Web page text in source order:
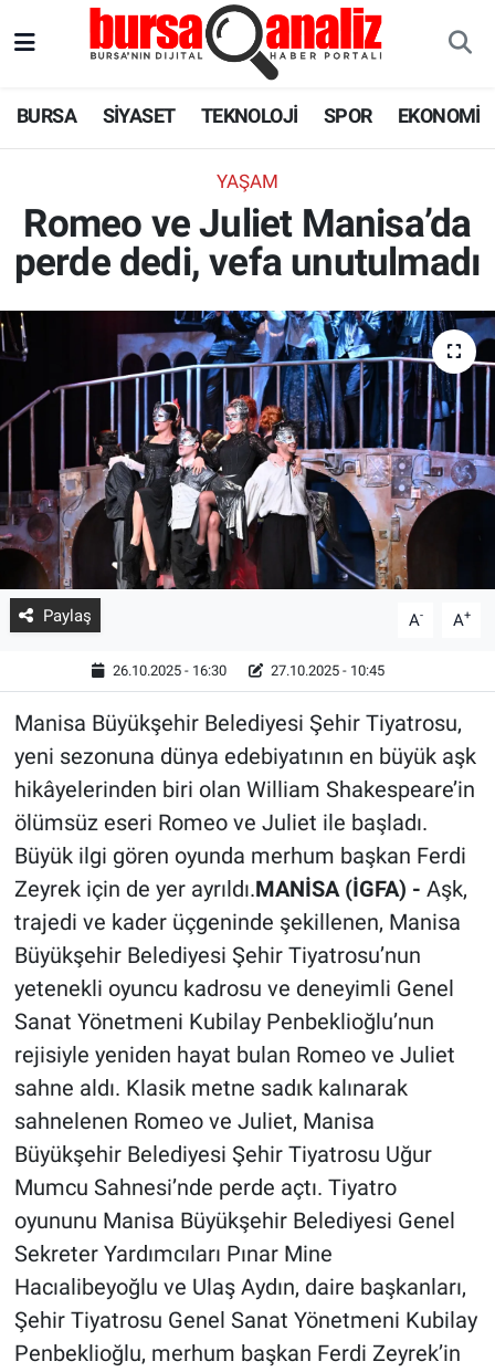
BURSA SİYASET TEKNOLOJİ SPOR EKONOMİ
YAŞAM
Romeo ve Juliet Manisa’da
perde dedi, vefa unutulmadı
Paylaş A- A+
26.10.2025 - 16:30 27.10.2025 - 10:45
Manisa Büyükşehir Belediyesi Şehir Tiyatrosu,
yeni sezonuna dünya edebiyatının en büyük aşk
hikâyelerinden biri olan William Shakespeare’in
ölümsüz eseri Romeo ve Juliet ile başladı.
Büyük ilgi gören oyunda merhum başkan Ferdi
Zeyrek için de yer ayrıldı.MANİSA (İGFA) - Aşk,
trajedi ve kader üçgeninde şekillenen, Manisa
Büyükşehir Belediyesi Şehir Tiyatrosu’nun
yetenekli oyuncu kadrosu ve deneyimli Genel
Sanat Yönetmeni Kubilay Penbeklioğlu’nun
rejisiyle yeniden hayat bulan Romeo ve Juliet
sahne aldı. Klasik metne sadık kalınarak
sahnelenen Romeo ve Juliet, Manisa
Büyükşehir Belediyesi Şehir Tiyatrosu Uğur
Mumcu Sahnesi’nde perde açtı. Tiyatro
oyununu Manisa Büyükşehir Belediyesi Genel
Sekreter Yardımcıları Pınar Mine
Hacıalibeyoğlu ve Ulaş Aydın, daire başkanları,
Şehir Tiyatrosu Genel Sanat Yönetmeni Kubilay
Penbeklioğlu, merhum başkan Ferdi Zeyrek’in
SPOR
EKONOMİ
SAĞLIK
ASTROLOJİ
BLOG
Süper Lig Puan Durumu ve Fikstür
Tüm Manşetler
Son Dakika Haberleri
Haber Arşivi